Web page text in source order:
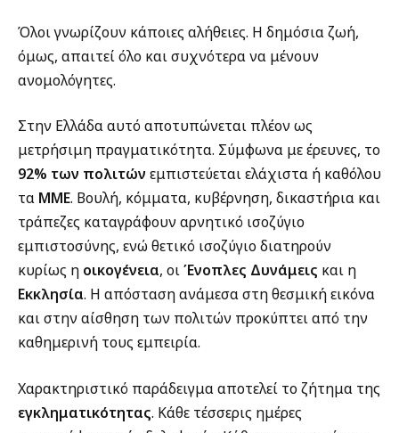
Όλοι γνωρίζουν κάποιες αλήθειες. Η δημόσια ζωή,
όμως, απαιτεί όλο και συχνότερα να μένουν
ανομολόγητες.
Στην Ελλάδα αυτό αποτυπώνεται πλέον ως
μετρήσιμη πραγματικότητα. Σύμφωνα με έρευνες, το
92% των πολιτών εμπιστεύεται ελάχιστα ή καθόλου
τα ΜΜΕ. Βουλή, κόμματα, κυβέρνηση, δικαστήρια και
τράπεζες καταγράφουν αρνητικό ισοζύγιο
εμπιστοσύνης, ενώ θετικό ισοζύγιο διατηρούν
κυρίως η οικογένεια, οιΈνοπλες Δυνάμεις και η
Εκκλησία. Η απόσταση ανάμεσα στη θεσμική εικόνα
και στην αίσθηση των πολιτών προκύπτει από την
καθημερινή τους εμπειρία.
Χαρακτηριστικό παράδειγμα αποτελεί το ζήτημα της
εγκληματικότητας. Κάθε τέσσερις ημέρες